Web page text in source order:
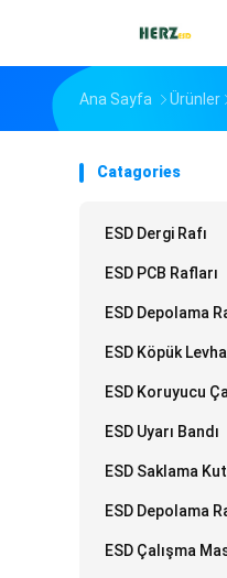
Ana Sayfa Ürünler
Catagories
ESD Dergi Rafı
ESD PCB Rafları
ESD Depolama
ESD Köpük
ESD Koruyucu
ESD Uyarı Bandı
ESD Saklama
ESD Depolama
ESD Çalışma